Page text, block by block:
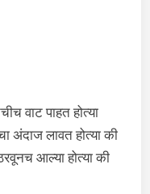
वाट पाहत होत्या
अंदाज लावत होत्या की
आल्या होत्या की